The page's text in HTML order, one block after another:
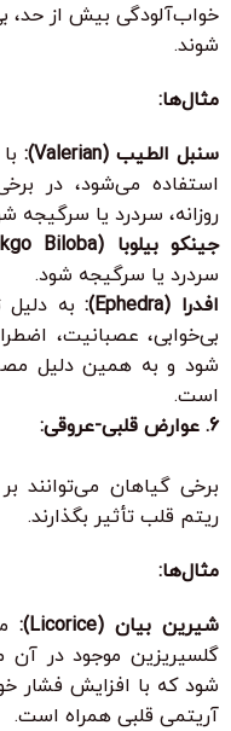
خواب‌آلودگی بیش از حد،
شوند.
مثال‌ها:
سنبل الطیب (Valerian):
استفاده می‌شود، در
روزانه، سردرد یا سرگیجه
جینکو بیلوبا (Ginkgo Biloba):
سردرد یا سرگیجه شود.
افدرا (Ephedra):
به دلیل
بی‌خوابی، عصبانیت،
شود و به همین دلیل
است.
6. عوارض قلبی-عروقی:
برخی گیاهان می‌توانند
ریتم قلب تأثیر بگذارند.
مثال‌ها:
شیرین بیان (Licorice):
گلسیریزین موجود در آن
شود که با افزایش فشار
آریتمی قلبی همراه است.